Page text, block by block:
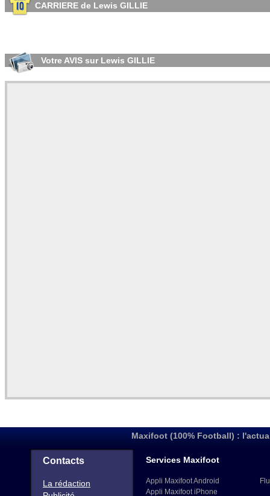
CARRIERE de Lewis GILLIE
Votre AVIS sur Lewis GILLIE
Maxifoot (100% Football) :
Contacts
La rédaction
Services Maxifoot
Appli Maxifoot Android
Appli Maxifoot iPhone